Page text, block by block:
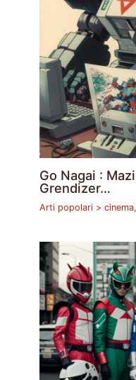
Go Nagai :
Grendizer…
Arti popolari >